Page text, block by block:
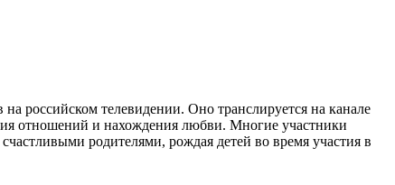
российском телевидении. Оно транслируется на канале
отношений и нахождения любви. Многие участники
родителями, рождая детей во время участия в